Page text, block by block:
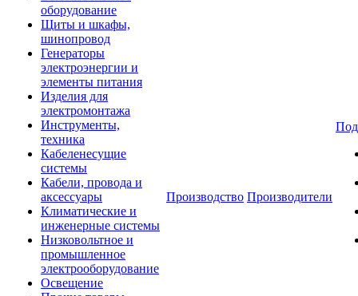
оборудование
Щиты и шкафы,
шинопровод
Генераторы
электроэнергии и
элементы питания
Изделия для
электромонтажа
Инструменты,
техника
Кабеленесущие
системы
Кабели, провода и
аксессуары
Климатические и
инженерные системы
Низковольтное и
промышленное
электрооборудование
Освещение
Производство Производители